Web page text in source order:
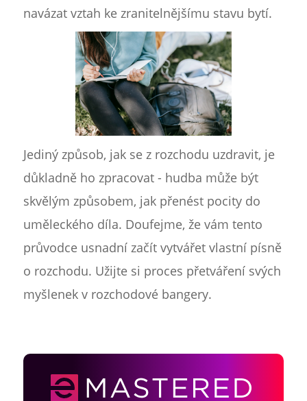
navázat vztah ke zranitelnějšímu stavu bytí.
Jediný způsob, jak se z rozchodu uzdravit, je
důkladně ho zpracovat - hudba může být
skvělým způsobem, jak přenést pocity do
uměleckého díla. Doufejme, že vám tento
průvodce usnadní začít vytvářet vlastní písně
o rozchodu. Užijte si proces přetváření svých
myšlenek v rozchodové bangery.